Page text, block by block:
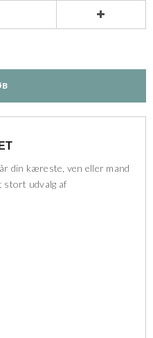

din kæreste, ven eller mand
stort udvalg af